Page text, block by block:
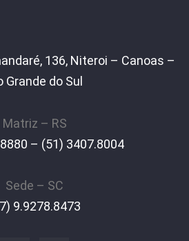
136, Niteroi – Canoas –
Grande do Sul
Matriz – RS
– (51) 3407.8004
Sede – SC
9.9278.8473